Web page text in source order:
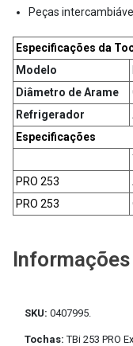
Peças
Especificações da
Modelo
Diâmetro de Arame
Refrigerador
Especificações
PRO 253
PRO 253
SKU: 0407995.
Tochas:TBi 253 PRO